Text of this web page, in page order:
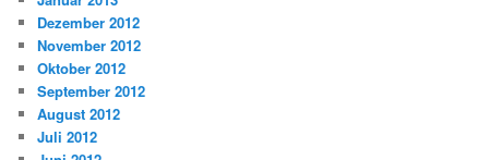
Dezember 2012
November 2012
Oktober 2012
September 2012
August 2012
Juli 2012